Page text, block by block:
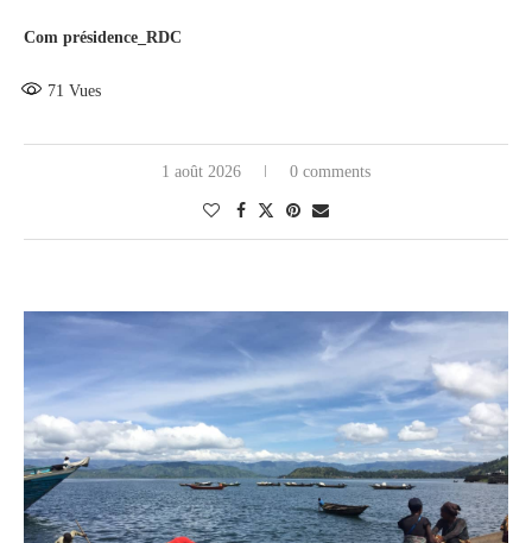
Com présidence_RDC
71 Vues
1 août 2026 0 comments